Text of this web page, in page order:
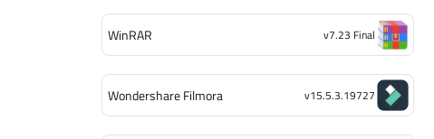
WinRAR v7.23 Final
Wondershare Filmora v15.5.3.19727